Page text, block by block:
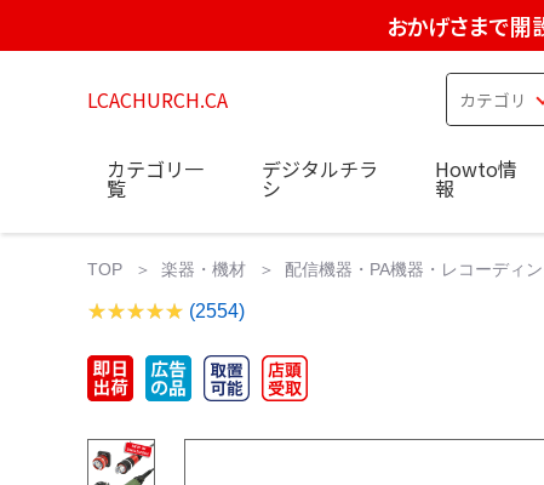
おかげさまで開
LCACHURCH.CA
カテゴリ一
覧
デジタルチラ
シ
Howto情
報
TOP 楽器・機材 配信機器・PA機器・レコーディ
(2554)